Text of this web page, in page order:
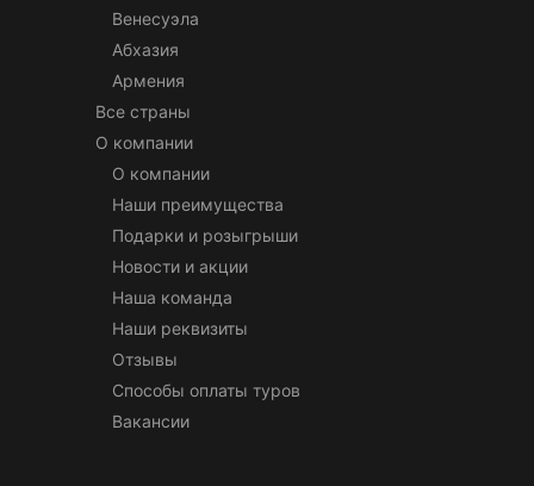
Венесуэла
Абхазия
Армения
Все страны
О компании
О компании
Наши преимущества
Подарки и розыгрыши
Новости и акции
Наша команда
Наши реквизиты
Отзывы
Способы оплаты туров
Вакансии